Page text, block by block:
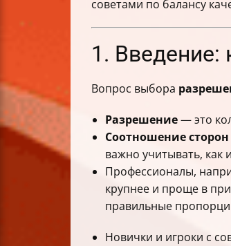
советами по балансу
1. Введение:
Вопрос выбора
Разрешение— это
Соотношение сторон
важно учитывать, как
Профессионалы,
крупнее и проще в
правильные
Новички и игроки с